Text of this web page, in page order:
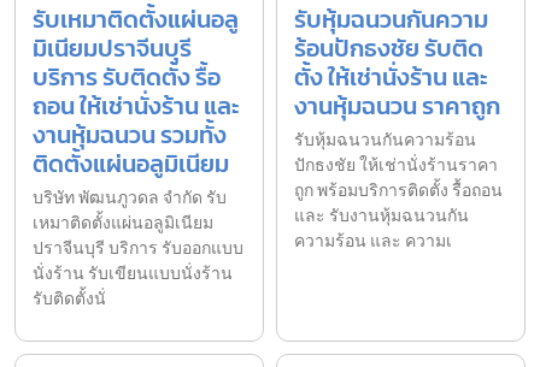
รับเหมาติดตั้งแผ่นอลู
มิเนียมปราจีนบุรี
บริการ รับติดตั้ง รื้อ
ถอน ให้เช่านั่งร้าน และ
งานหุ้มฉนวน รวมทั้ง
ติดตั้งแผ่นอลูมิเนียม
บริษัท พัฒนภูวดล จำกัด รับ
เหมาติดตั้งแผ่นอลูมิเนียม
ปราจีนบุรี บริการ รับออกแบบ
นั่งร้าน รับเขียนแบบนั่งร้าน
รับติดตั้งนั่
รับหุ้มฉนวนกันความ
ร้อนปักธงชัย รับติด
ตั้ง ให้เช่านั่งร้าน และ
งานหุ้มฉนวน ราคาถูก
รับหุ้มฉนวนกันความร้อน
ปักธงชัย ให้เช่านั่งร้านราคา
ถูก พร้อมบริการติดตั้ง รื้อถอน
และ รับงานหุ้มฉนวนกัน
ความร้อน และ ความเ